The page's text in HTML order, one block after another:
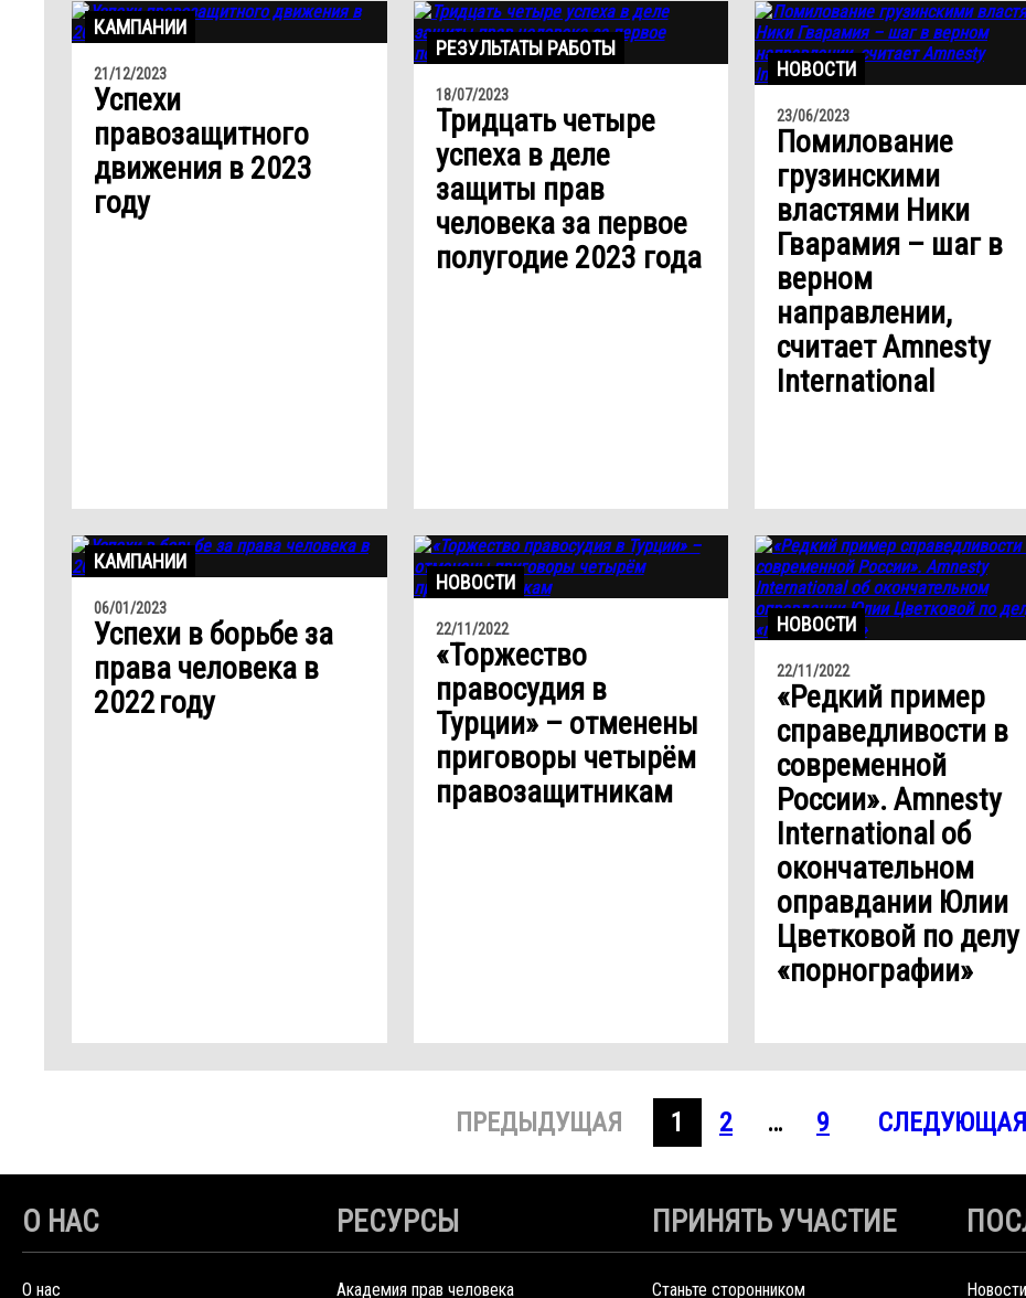
КАМПАНИИ
21/12/2023
Успехи
правозащитного
движения в 2023
году
РЕЗУЛЬТАТЫ РАБОТЫ
18/07/2023
Тридцать четыре
успеха в деле
защиты прав
человека за первое
полугодие 2023 года
НОВОСТИ
23/06/2023
Помилование
грузинскими
властями Ники
Гварамия – шаг в
верном
направлении,
считает Amnesty
International
КАМПАНИИ
06/01/2023
Успехи в борьбе за
права человека в
2022 году
НОВОСТИ
22/11/2022
«Торжество
правосудия в
Турции» – отменены
приговоры четырём
правозащитникам
НОВОСТИ
22/11/2022
«Редкий пример
справедливости в
современной
России». Amnesty
International об
окончательном
оправдании Юлии
Цветковой по делу
«порнографии»
ПРЕДЫДУЩАЯ 1 2 … 9 СЛЕДУЮЩАЯ
О НАС
О нас
РЕСУРСЫ
Академия прав человека
ПРИНЯТЬ УЧАСТИЕ
Станьте сторонником Новости